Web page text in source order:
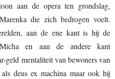
aan de opera ten grondslag,
die zich bedrogen voelt.
aan de ene kant is hij de
en aan de andere kant
geld mentaliteit van bewoners van
deus ex machina maar ook hij